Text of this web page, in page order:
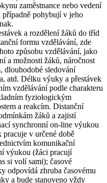
zaměstnance nebo vedení
případně pohybují v jeho
a rozdělení žáků do tříd
formu vzdělávání, zde
způsobu vzdělávání, jako
a možnosti žáků, náročnost
dlouhodobé sledování
atd. Délku výuky a přestávek
vzdělávání podle charakteru
fyziologickým
a reakcím. Distanční
žáků a zajistí
synchronní on-line výukou
v určené době
komunikační
výukou (žáci pracují
si volí sami); časové
odpovídá zhruba časovému
a bude stanoveno vždy